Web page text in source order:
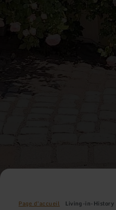
Page d'accueil Living-in-History